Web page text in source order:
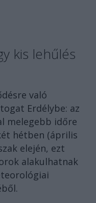
kis lehűlés
való
Erdélybe: az
melegebb időre
hétben (április
elején, ezt
alakulhatnak